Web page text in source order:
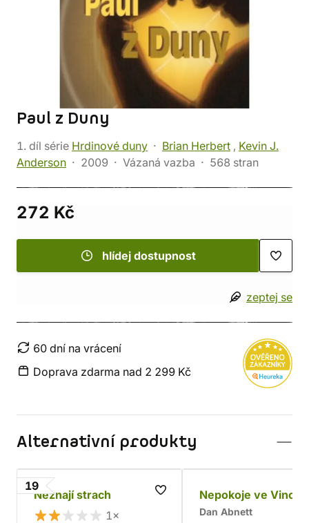
Paul z Duny
1. díl série Hrdinové duny Brian Herbert , Kevin J.
Anderson
2009 Vázaná vazba 568 stran
272 Kč
hlídej dostupnost
zeptej se
60 dní na vrácení
Doprava zdarma nad 2 299 Kč
Alternativní produkty
19
Neznají strach
1×
Nepokoje ve
Dan Abnett